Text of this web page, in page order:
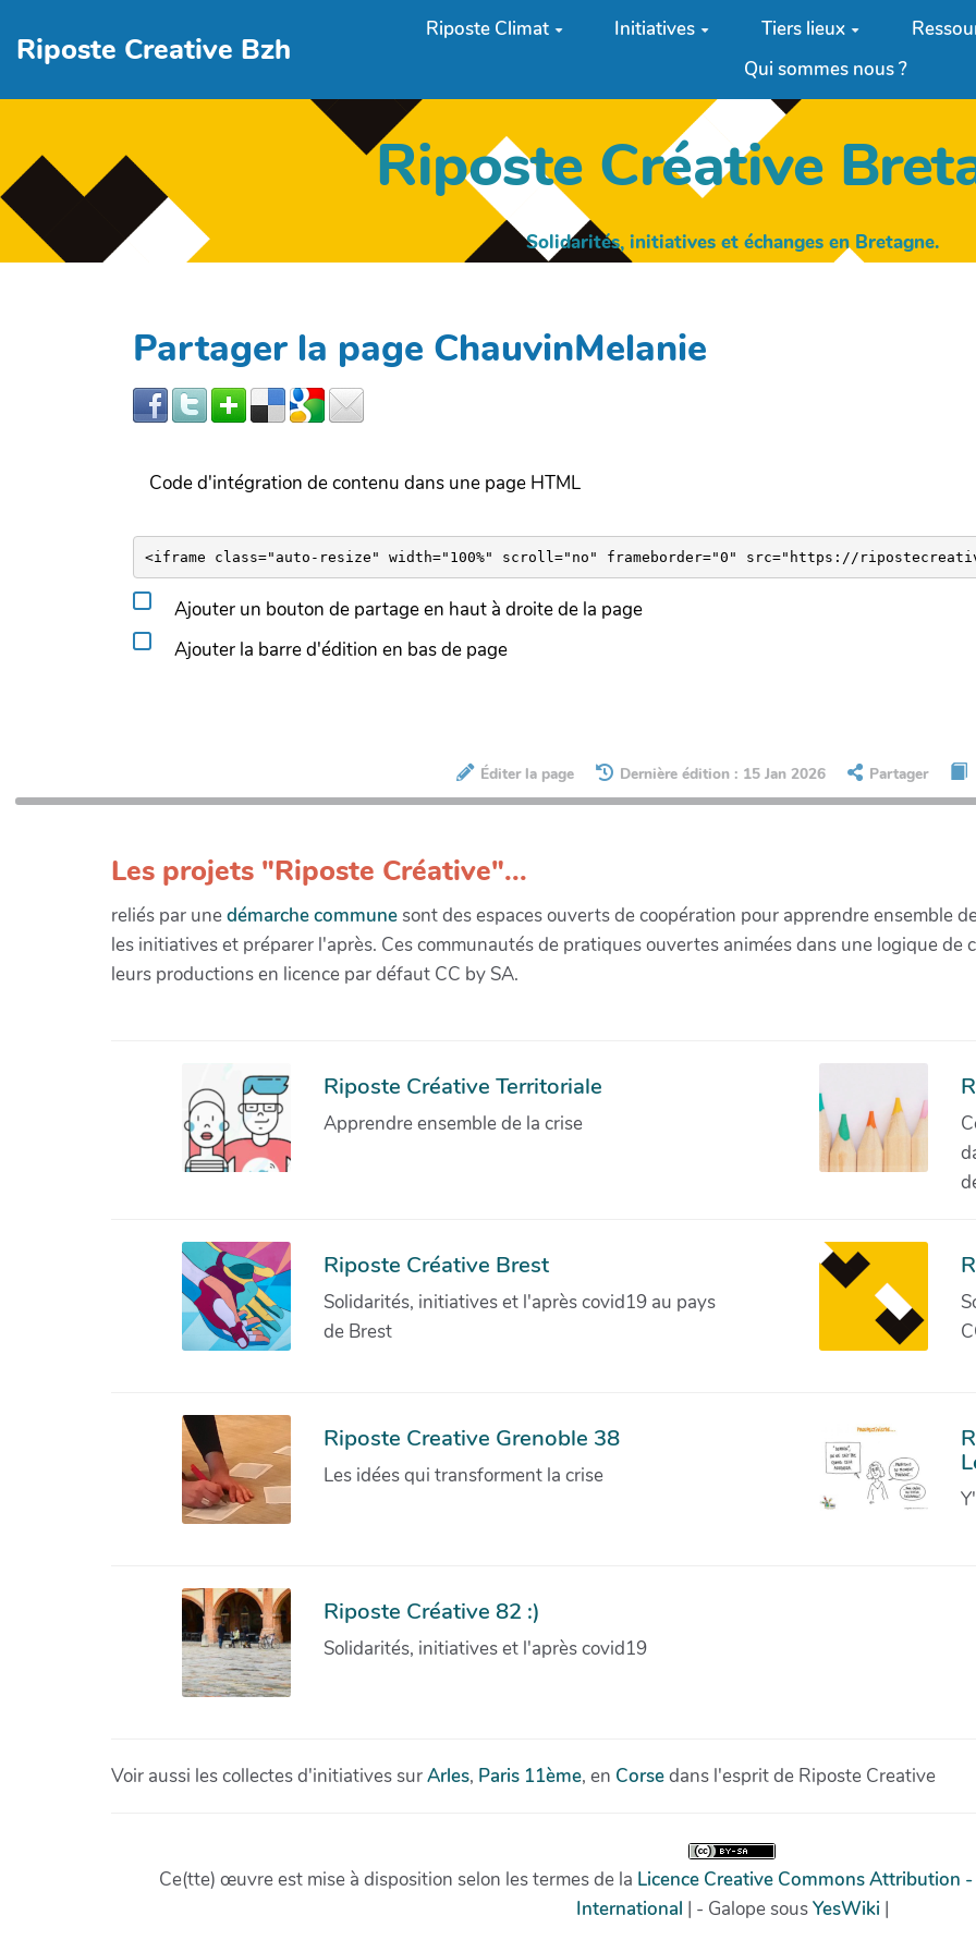
Riposte Creative Bzh
Riposte Climat Initiatives Tiers lieux
Qui sommes nous ?
Riposte Créative
Solidarités, initiatives et échanges en Bretagne.
Partager la page ChauvinMelanie
Code d'intégration de contenu dans une page HTML
Ajouter un bouton de partage en haut à droite de la page
Ajouter la barre d'édition en bas de page
Éditer la page Dernière édition : 15 Jan 2026 Partager